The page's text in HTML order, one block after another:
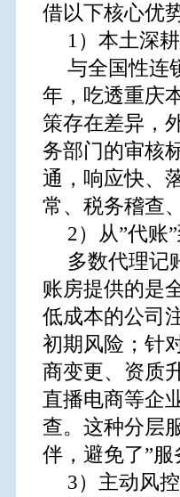
借以下核心优
1）本土深
与全国性连
年，吃透重庆
策存在差异，
务部门的审核
通，响应快、
常、税务稽查
2）从”代账
多数代理记
账房提供的是
低成本的公司
初期风险；针
商变更、资质
直播电商等企
查。这种分层
伴，避免了”
3）主动风